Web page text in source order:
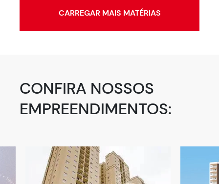
CARREGAR MAIS MATÉRIAS
CONFIRA NOSSOS
EMPREENDIMENTOS: